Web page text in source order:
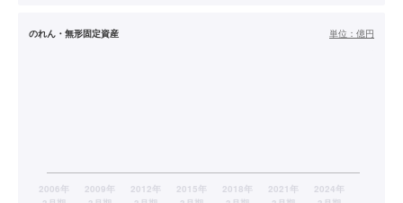
のれん・無形固定資産 単位： 億円